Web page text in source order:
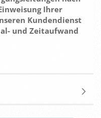
Ihrer
Kundendienst
und Zeitaufwand